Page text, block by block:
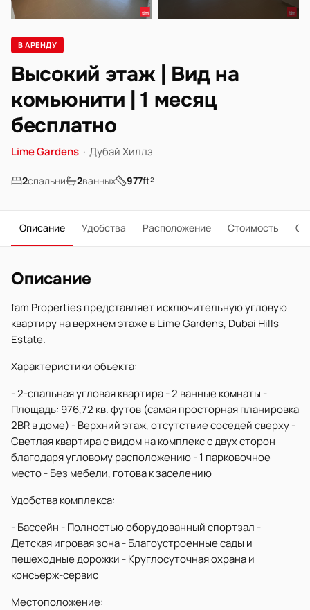
В АРЕНДУ
Высокий этаж | Вид на
комьюнити | 1 месяц
бесплатно
Lime Gardens · Дубай Хиллз
2спальни 2ванных 977ft²
Описание Удобства Расположение Стоимость О
Описание
fam Properties представляет исключительную угловую
квартиру на верхнем этаже в Lime Gardens, Dubai Hills
Estate.
Характеристики объекта:
- 2-спальная угловая квартира - 2 ванные комнаты -
Площадь: 976,72 кв. футов (самая просторная планировка
2BR в доме) - Верхний этаж, отсутствие соседей сверху -
Светлая квартира с видом на комплекс с двух сторон
благодаря угловому расположению - 1 парковочное
место - Без мебели, готова к заселению
Удобства комплекса:
- Бассейн - Полностью оборудованный спортзал -
Детская игровая зона - Благоустроенные сады и
пешеходные дорожки - Круглосуточная охрана и
консьерж-сервис
Местоположение: